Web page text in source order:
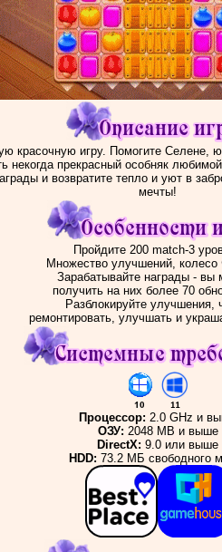
красочную игру. Помогите Селене,
некогда прекрасный особняк
и возвратите тепло и уют в
мечты!
Пройдите 200 match-3
Множество улучшений, колесо
Зарабатывайте награды - вы
получить на них более 70
Разблокируйте улучшения,
ремонтировать, улучшать и
Процессор: 2.0 GHz и
ОЗУ: 2048 MB и выше
DirectX: 9.0 или выше
HDD: 73.2 МБ свободного